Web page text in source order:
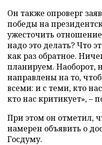
Он также опроверг
победы на
ужесточить
надо это делать? Что
как раз обратное.
планируем.
направлены на то,
всеми: и с теми, кто
кто нас критикует», –
При этом он отметил,
намерен объявить о
Госдуму.